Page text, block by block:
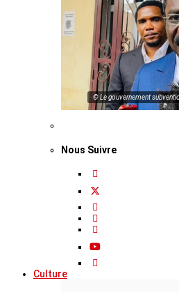
© Le gouvernement
Nous Suivre
Culture